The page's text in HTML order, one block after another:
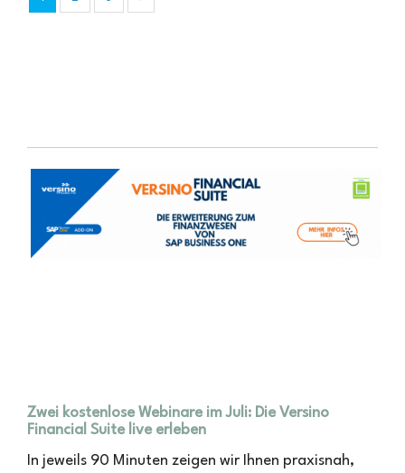
Zwei kostenlose Webinare im Juli: Die Versino
Financial Suite live erleben
In jeweils 90 Minuten zeigen wir Ihnen praxisnah,